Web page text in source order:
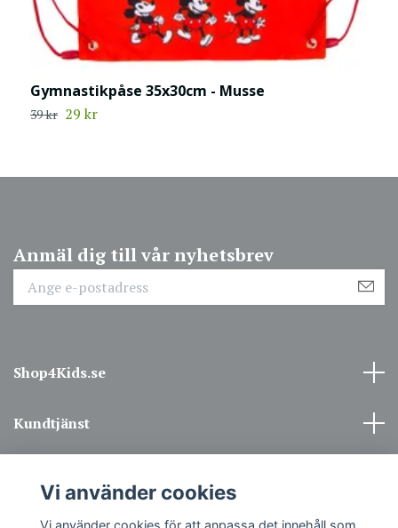
Gymnastikpåse 35x30cm - Musse
39 kr 29 kr
Anmäl dig till vår nyhetsbrev
Shop4Kids.se
Kundtjänst
Sociala medier
Vi använder cookies
Vi använder cookies för att anpassa det innehåll som